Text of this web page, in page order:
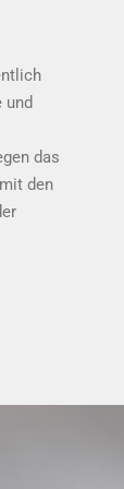
und
das
den